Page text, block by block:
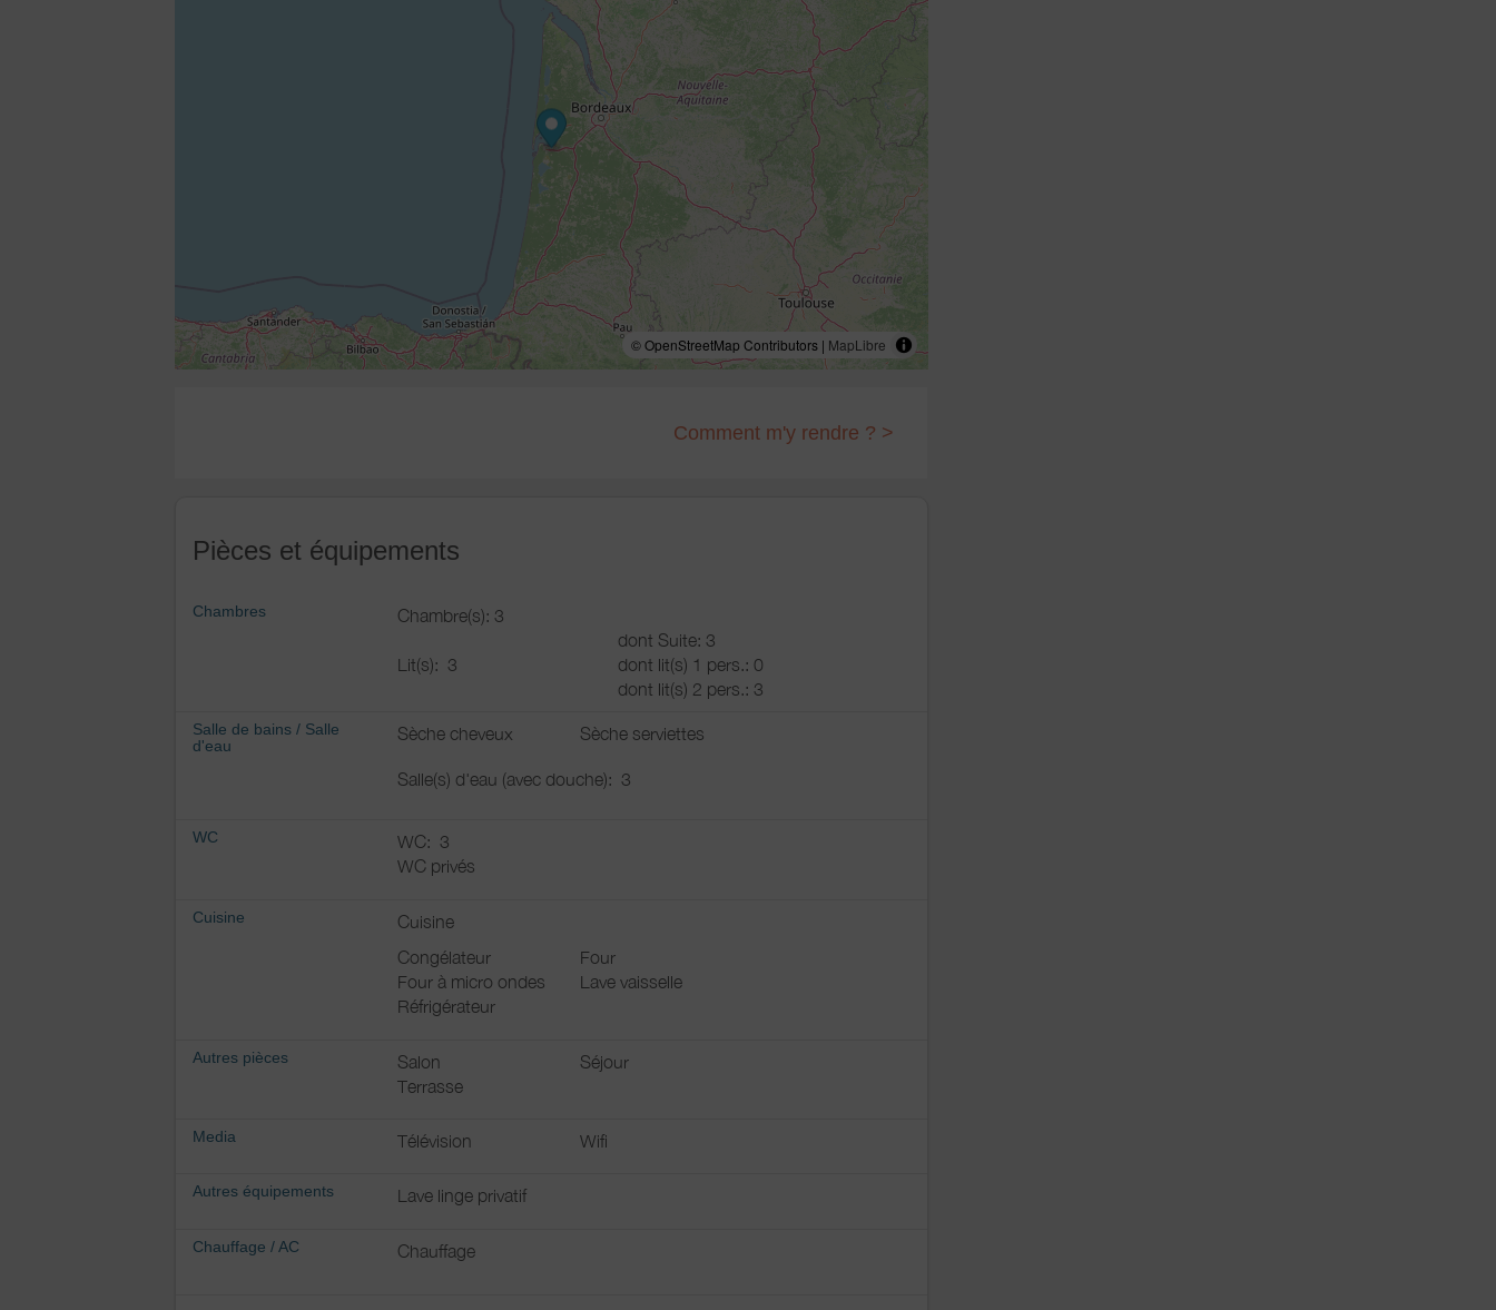
© OpenStreetMap Contributors | MapLibre
Comment m'y rendre ? >
Pièces et équipements
Chambres
Chambre(s): 3
dont Suite: 3
Lit(s): 3
dont lit(s) 1 pers.: 0
dont lit(s) 2 pers.: 3
Salle de bains / Salle
d'eau
Sèche cheveux Sèche serviettes
Salle(s) d'eau (avec douche): 3
WC WC: 3
WC privés
Cuisine
Cuisine
Congélateur
Four
Four à micro ondes
Lave vaisselle
Réfrigérateur
Autres pièces Salon
Séjour
Terrasse
Media Télévision Wifi
Autres équipements Lave linge privatif
Chauffage / AC Chauffage